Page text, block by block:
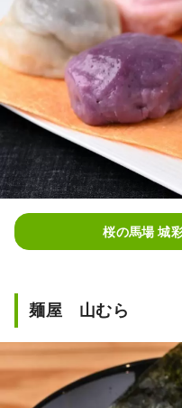
桜の馬場 城
麺屋 山むら